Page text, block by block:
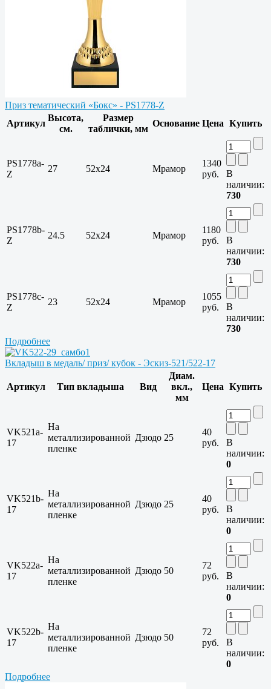
Приз тематический «Бокс» - PS1778-Z
Артикул
Высота,
см.
Размер
таблички, мм
Основание Цена Купить
PS1778a-
Z
27 52х24 Мрамор
1340
руб.
В
наличии:
730
PS1778b-
Z
24.5 52х24 Мрамор
1180
руб.
В
наличии:
730
PS1778c-
Z
23 52х24 Мрамор
1055
руб.
В
наличии:
730
Подробнее
Вкладыш в медаль/ приз/ кубок - Эскиз-521/522-17
Артикул Тип вкладыша Вид
Диам.
вкл.,
мм
Цена Купить
VK521a-
17
На
металлизированной
пленке
Дзюдо 25
40
руб.
В
наличии:
0
VK521b-
17
На
металлизированной
пленке
Дзюдо 25
40
руб.
В
наличии:
0
VK522a-
17
На
металлизированной
пленке
Дзюдо 50
72
руб.
В
наличии:
0
VK522b-
17
На
металлизированной
пленке
Дзюдо 50
72
руб.
В
наличии:
0
Подробнее